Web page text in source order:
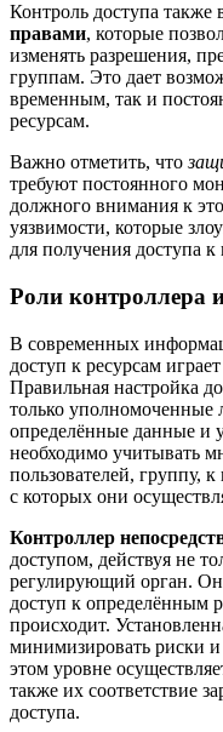
Контроль доступа также
правами, которые
изменять разрешения,
группам. Это дает
временным, так и
ресурсам.
Важно отметить, что
требуют постоянного
должного внимания к
уязвимости, которые
для получения доступа
Роли контроллера
В современных
доступ к ресурсам
Правильная настройка
только уполномоченные
определённые данные и
необходимо учитывать
пользователей, группу,
с которых они
Контроллер
доступом, действуя не
регулирующий орган. Он
доступ к определённым
происходит.
минимизировать риски
этом уровне
также их соответствие
доступа.